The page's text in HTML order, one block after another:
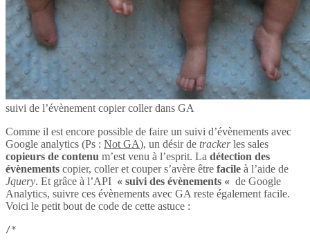
suivi de l’évènement copier coller dans GA
Comme il est encore possible de faire un suivi d’évènements avec
Google analytics (Ps : Not GA), un désir de trackerles sales
copieurs de contenu m’est venu à l’esprit. La détection des
évènements copier, coller et couper s’avère être facile à l’aide de
Jquery. Et grâce à l’API « suivi des évènements « de Google
Analytics, suivre ces évènements avec GA reste également facile.
Voici le petit bout de code de cette astuce :
/*